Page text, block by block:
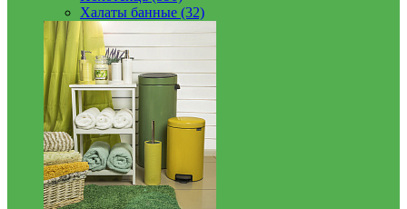
Халаты банные (32)